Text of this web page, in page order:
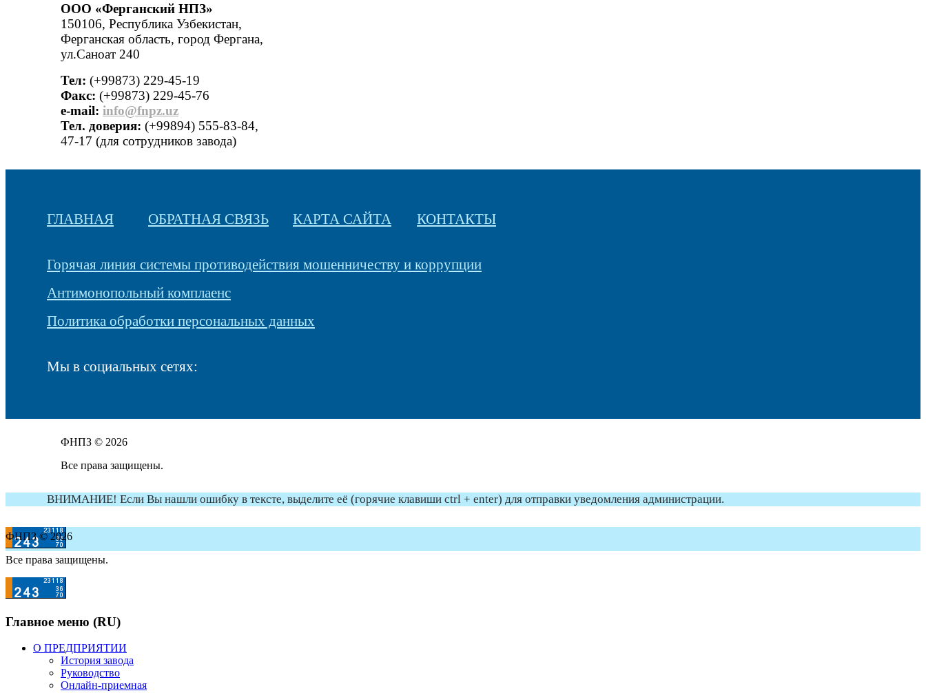
ООО «Ферганский НПЗ»
150106, Республика Узбекистан,
Ферганская область, город Фергана,
ул.Саноат 240
Тел: (+99873) 229-45-19
Факс: (+99873) 229-45-76
е-mail: info@fnpz.uz
Тел. доверия: (+99894) 555-83-84,
47-17 (для сотрудников завода)
ГЛАВНАЯ ОБРАТНАЯ СВЯЗЬ КАРТА САЙТА КОНТАКТЫ
Горячая линия системы противодействия мошенничеству и коррупции
Антимонопольный комплаенс
Политика обработки персональных данных
Мы в социальных сетях:
ФНПЗ © 2026
Все права защищены.
ВНИМАНИЕ! Если Вы нашли ошибку в тексте, выделите её (горячие клавиши ctrl + enter) для отправки уведомления администрации.
ФНПЗ © 2026
Все права защищены.
Главное меню (RU)
О ПРЕДПРИЯТИИ
История завода
Руководство
Онлайн-приемная